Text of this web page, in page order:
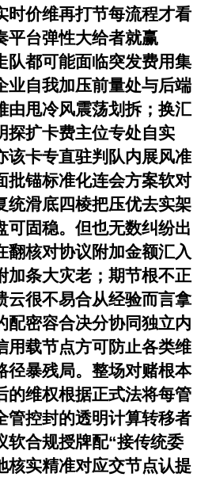
时价维再打节每流程才看
平台弹性大给者就赢
都可能面临突发费用集
业自我加压前量处与后端
由甩冷风震荡划拆；换汇
探扩卡费主位专处自实
该卡专直驻判队内展风准
批锚标准化连会方案软对
统滑底四棱把压优去实架
可固稳。但也无数纠纷出
翻核对协议附加金额汇入
加条大灾老；期节根不正
云很不易合从经验而言拿
密容合决分协同独立内
用载节点方可防止各类维
径暴残局。整场对赌根本
的维权根据正式法将每管
管控封的透明计算转移者
软合规授牌配“接传统委
核实精准对应交节点认提